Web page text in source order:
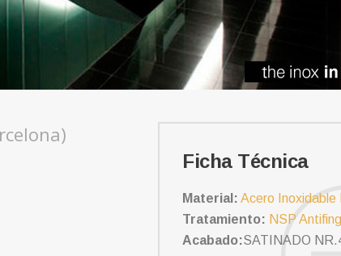
Ficha Técnica
Material: Acero Inoxidable
Tratamiento: NSP
Acabado:SATINADO